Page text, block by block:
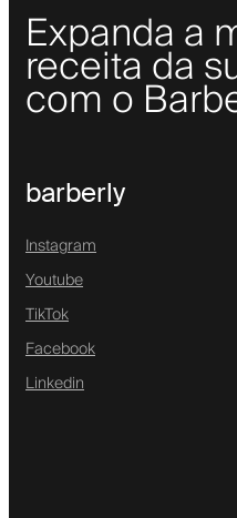
Expanda a
receita da
com o
barberly
Instagram
Youtube
TikTok
Facebook
Linkedin